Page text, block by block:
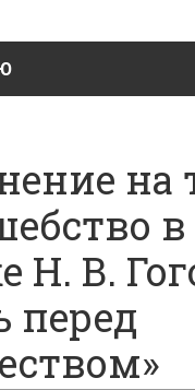
на
в
Н. В.
перед